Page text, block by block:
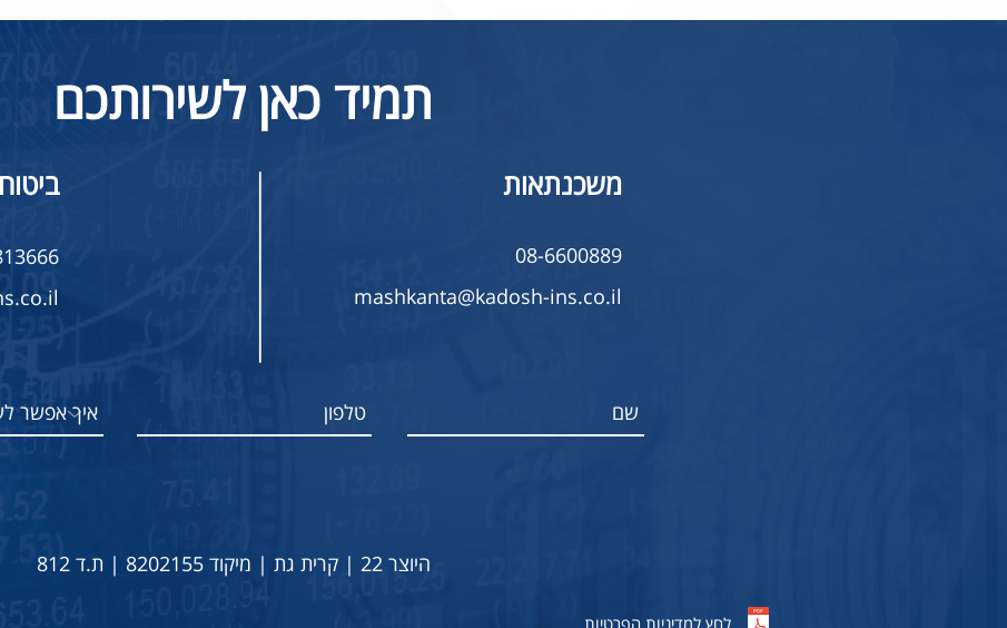
תמיד כאן לשירותכם
משכנתאות
08-6600889
mashkanta@kadosh-ins.co.il
היוצר 22 | קרית גת | מיקוד 8202155 | ת.ד 812
לחץ למדיניות הפרטיות